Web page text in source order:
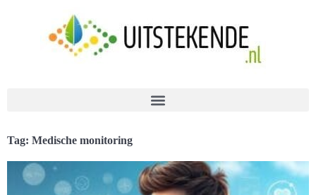
Tag: Medische monitoring